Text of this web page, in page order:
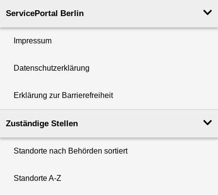
ServicePortal Berlin
Impressum
Datenschutzerklärung
Erklärung zur Barrierefreiheit
Zuständige Stellen
Standorte nach Behörden sortiert
Standorte A-Z